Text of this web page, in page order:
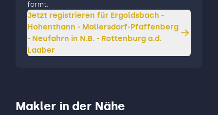
formt.
Jetzt registrieren für Ergoldsbach -
Hohenthann - Mallersdorf-Pfaffenberg
- Neufahrn in N.B. - Rottenburg a.d.
Laaber
Makler in der Nähe